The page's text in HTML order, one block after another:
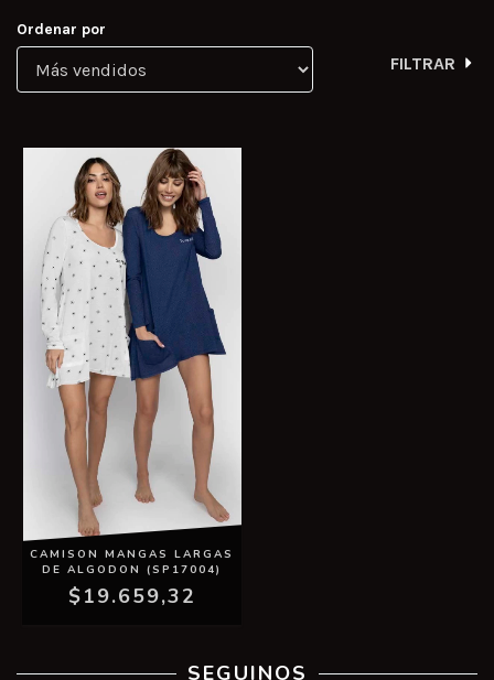
Ordenar por
FILTRAR
CAMISON MANGAS LARGAS
DE ALGODON (SP17004)
$19.659,32
SEGUINOS